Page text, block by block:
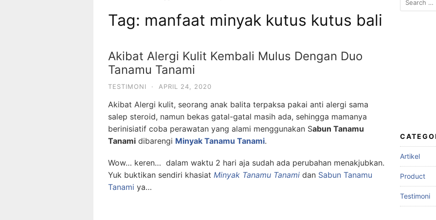
Tag: manfaat minyak kutus kutus bali
Akibat Alergi Kulit Kembali Mulus Dengan Duo
Tanamu Tanami
TESTIMONI · APRIL 24, 2020
Akibat Alergi kulit, seorang anak balita terpaksa pakai anti alergi sama
salep steroid, namun bekas gatal-gatal masih ada, sehingga mamanya
berinisiatif coba perawatan yang alami menggunakan Sabun Tanamu
Tanami dibarengi Minyak Tanamu Tanami.
Wow… keren… dalam waktu 2 hari aja sudah ada perubahan menakjubkan.
Yuk buktikan sendiri khasiat Minyak Tanamu Tanami dan Sabun Tanamu
Tanami ya…
Artikel
Product
Testimoni